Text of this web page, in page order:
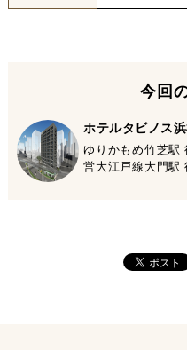
今回
ホテルタビノス
ゆりかもめ竹芝駅
営大江戸線大門駅